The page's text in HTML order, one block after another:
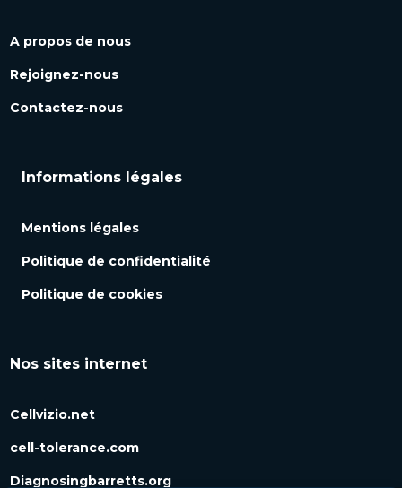
A propos de nous
Rejoignez-nous
Contactez-nous
Informations légales
Mentions légales
Politique de confidentialité
Politique de cookies
Nos sites internet
Cellvizio.net
cell-tolerance.com
Diagnosingbarretts.org